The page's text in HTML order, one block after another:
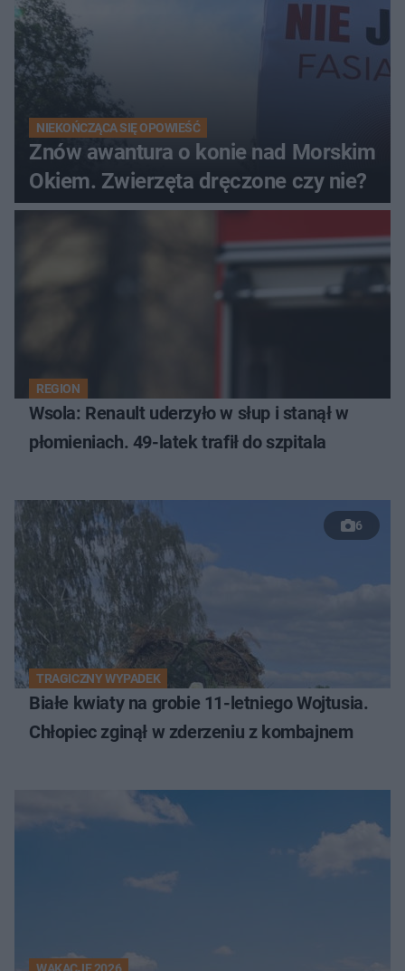
NIEKOŃCZĄCA SIĘ OPOWIEŚĆ
Znów awantura o konie nad Morskim
Okiem. Zwierzęta dręczone czy nie?
REGION
Wsola: Renault uderzyło w słup i stanął w
płomieniach. 49-latek trafił do szpitala
6
TRAGICZNY WYPADEK
Białe kwiaty na grobie 11-letniego Wojtusia.
Chłopiec zginął w zderzeniu z kombajnem
WAKACJE 2026